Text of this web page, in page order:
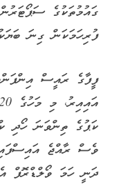
ގައުމުތަކުގެ
ފުރިހަމަކަން ގިނަ
ފީފާގެ ރައީސް
ކަޕުގެ ތިންވަނަ ހޯދި
ވެސް ރާއްޖެ
ދަނީ ހަމަ ވޯލްޑްރޮފް